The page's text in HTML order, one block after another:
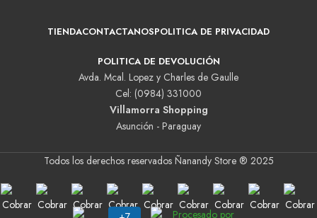
TIENDACONTACTANOSPOLITICA DE PRIVACIDAD
POLITICA DE DEVOLUCIÓN
Avda. Mcal. Lopez y Charles de Gaulle
Cel: (0984) 331000
Villamorra Shopping
Asunción - Paraguay
Todos los derechos reservados Ñanandy Store ® 2025